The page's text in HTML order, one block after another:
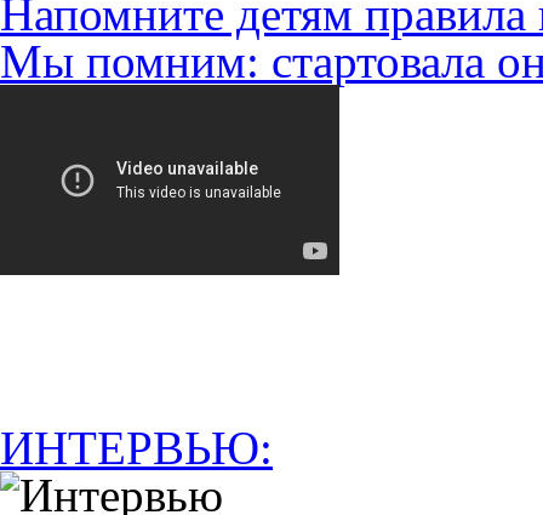
Напомните детям правила
Мы помним: стартовала
ИНТЕРВЬЮ: